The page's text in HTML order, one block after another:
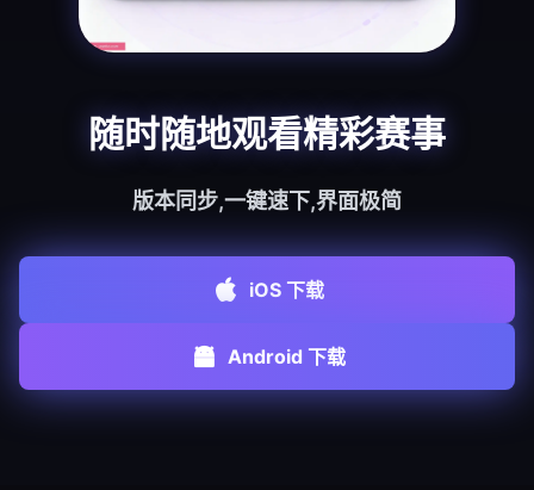
随时随地观看精彩赛事
版本同步,一键速下,界面极简
iOS 下载
Android 下载